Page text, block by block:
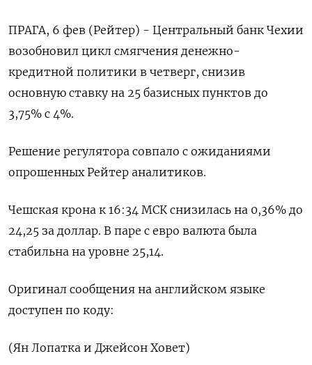
ПРАГА, 6 фев (Рейтер) - Центральный банк Чехии
возобновил цикл смягчения денежно-
кредитной политики в четверг, снизив
основную ставку на 25 базисных пунктов до
3,75% с 4%.
Решение регулятора совпало с ожиданиями
опрошенных Рейтер аналитиков.
Чешская крона к 16:34 МСК снизилась на 0,36% до
24,25 за доллар. В паре с евро валюта была
стабильна на уровне 25,14.
Оригинал сообщения на английском языке
доступен по коду:
(Ян Лопатка и Джейсон Ховет)